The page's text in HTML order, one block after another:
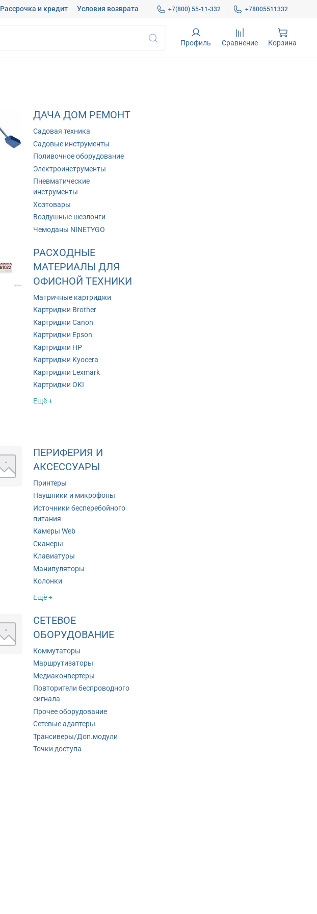
Рассрочка и кредит Условия возврата +7(800) 55-11-332 +78005511332
Профиль Сравнение Корзина
ДАЧА ДОМ РЕМОНТ
Садовая техника
Садовые инструменты
Поливочное оборудование
Электроинструменты
Пневматические
инструменты
Хозтовары
Воздушные шезлонги
Чемоданы NINETYGO
РАСХОДНЫЕ
МАТЕРИАЛЫ ДЛЯ
ОФИСНОЙ ТЕХНИКИ
Матричные картриджи
Картриджи Brother
Картриджи Canon
Картриджи Epson
Картриджи HP
Картриджи Kyocera
Картриджи Lexmark
Картриджи OKI
Ещё +
ПЕРИФЕРИЯ И
АКСЕССУАРЫ
Принтеры
Наушники и микрофоны
Источники бесперебойного
питания
Камеры Web
Сканеры
Клавиатуры
Манипуляторы
Колонки
Ещё +
СЕТЕВОЕ
ОБОРУДОВАНИЕ
Коммутаторы
Маршрутизаторы
Медиаконвертеры
Повторители беспроводного
сигнала
Прочее оборудование
Сетевые адаптеры
Трансиверы/Доп.модули
Точки доступа